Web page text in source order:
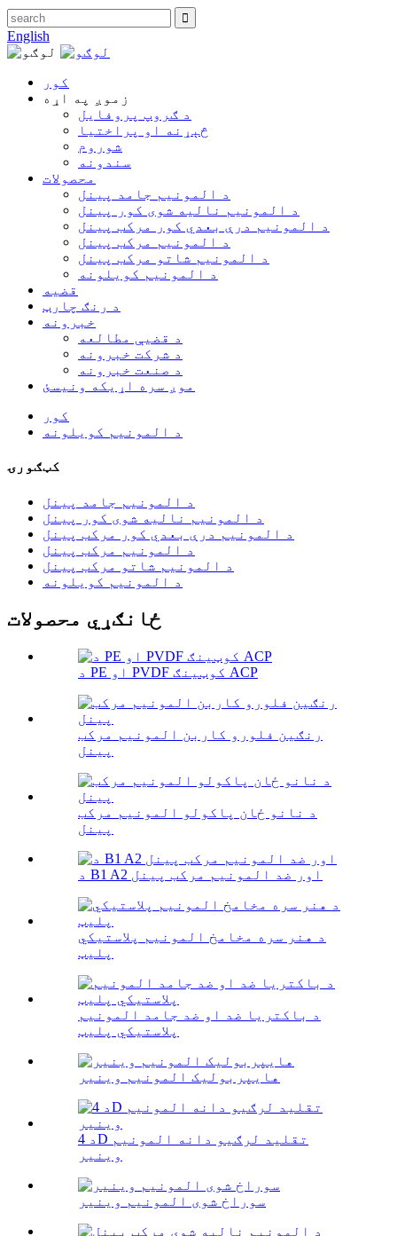
English
کور
زموږ په اړه
د ګروپ پروفایل
څېړنه او پراختیا
شوروم
سندونه
محصولات
د المونیم جامد پینل
د المونیم نالیه شوی کور پینل
د المونیم درې بعدي کور مرکب پینل
د المونیم مرکب پینل
د المونیم شاتو مرکب پینل
د المونیم کویلونه
قضیه
د رنګ چارټ
خبرونه
د قضیې مطالعه
د شرکت خبرونه
د صنعت خبرونه
موږ سره اړیکه ونیسئ
کور
د المونیم کویلونه
کټګورۍ
د المونیم جامد پینل
د المونیم نالیه شوی کور پینل
د المونیم درې بعدي کور مرکب پینل
د المونیم مرکب پینل
د المونیم شاتو مرکب پینل
د المونیم کویلونه
ځانګړي محصولات
د PE او PVDF کوټینګ ACP
رنګین فلورو کاربن المونیم مرکب
پینل
د نانو ځان پاکولو المونیم مرکب
پینل
د B1 A2 اور ضد المونیم مرکب پینل
د هنر سره مخامخ المونیم پلاستيکي
پلیټ
د باکتریا ضد او ضد جامد المونیم
پلاستيکي پلیټ
هایپربولیک المونیم وینیر
د 4D تقلید لرګیو دانه المونیم
وینیر
سوراخ شوی المونیم وینیر